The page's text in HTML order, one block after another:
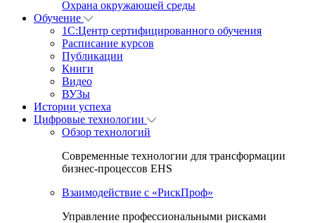
Охрана окружающей среды
Обучение
1C:Центр сертифицированного обучения
Расписание курсов
Публикации
Книги
Видео
ВУЗы
Истории успеха
Цифровые технологии
Обзор технологий
Современные технологии для трансформации
бизнес-процессов EHS
Взаимодействие с «РискПроф»
Управление профессиональными рисками